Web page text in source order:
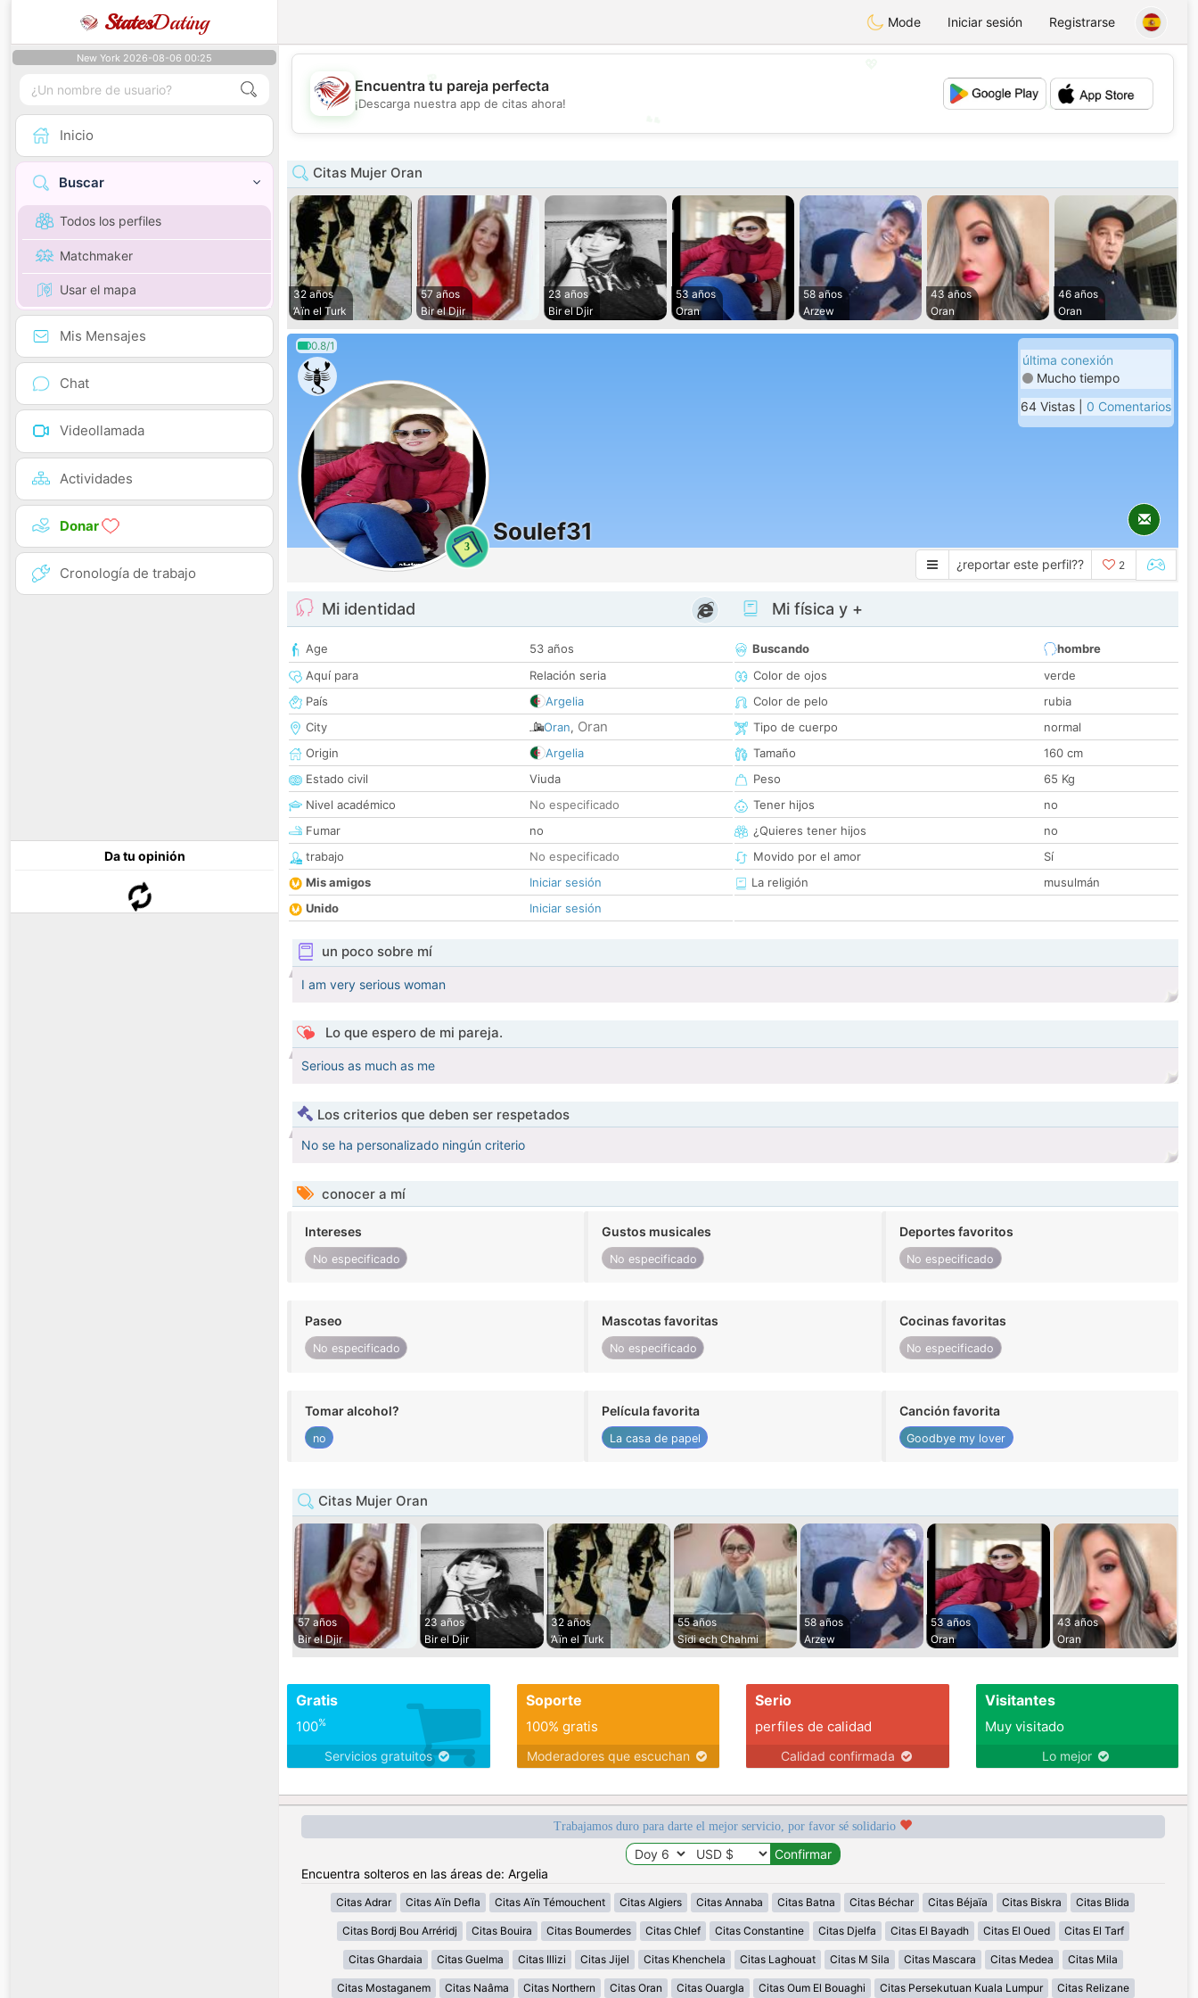
StatesDating Mode Iniciar sesión Registrarse
New York 2026-08-06 00:25
Inicio
Buscar
Todos los perfiles
Matchmaker
Usar el mapa
Mis Mensajes
Chat
Videollamada
Actividades
Donar
Cronología de trabajo
Da tu opinión
Encuentra tu pareja perfecta
¡Descarga nuestra app de citas ahora!
Citas Mujer Oran
32 años
’Aïn el Turk
57 años
Bir el Djir
23 años
Bir el Djir
53 años
Oran
58 años
Arzew
43 años
Oran
46 años
Oran
0.8/1
3
Soulef31
última conexión
Mucho tiempo
64 Vistas | 0 Comentarios
¿reportar este perfil?? 2
Mi identidad
Age
53 años
Aquí para
Relación seria
País
Argelia
City
Oran, Oran
Origin
Argelia
Estado civil
Viuda
Nivel académico
No especificado
Fumar
no
trabajo
No especificado
Mis amigos
Iniciar sesión
Unido
Iniciar sesión
Mi física y +
Buscando
hombre
Color de ojos
verde
Color de pelo
rubia
Tipo de cuerpo
normal
Tamaño
160 cm
Peso
65 Kg
Tener hijos
no
¿Quieres tener hijos
no
Movido por el amor
Sí
La religión
musulmán
un poco sobre mí
I am very serious woman
Lo que espero de mi pareja.
Serious as much as me
Los criterios que deben ser respetados
No se ha personalizado ningún criterio
conocer a mí
Intereses
No especificado
Gustos musicales
No especificado
Deportes favoritos
No especificado
Paseo
No especificado
Mascotas favoritas
No especificado
Cocinas favoritas
No especificado
Tomar alcohol?
no
Película favorita
La casa de papel
Canción favorita
Goodbye my lover
Citas Mujer Oran
57 años
Bir el Djir
23 años
Bir el Djir
32 años
’Aïn el Turk
55 años
Sidi ech Chahmi
58 años
Arzew
53 años
Oran
43 años
Oran
Gratis
100%
Servicios gratuitos
Soporte
100% gratis
Moderadores que escuchan
Serio
perfiles de calidad
Calidad confirmada
Visitantes
Muy visitado
Lo mejor
Trabajamos duro para darte el mejor servicio, por favor sé solidario
Encuentra solteros en las áreas de: Argelia
Citas Adrar Citas Aïn Defla Citas Aïn Témouchent Citas Algiers Citas Annaba Citas Batna Citas Béchar Citas Béjaïa Citas Biskra Citas Blida
Citas Bordj Bou Arréridj Citas Bouira Citas Boumerdes Citas Chlef Citas Constantine Citas Djelfa Citas El Bayadh Citas El Oued Citas El Tarf
Citas Ghardaia Citas Guelma Citas Illizi Citas Jijel Citas Khenchela Citas Laghouat Citas M Sila Citas Mascara Citas Medea Citas Mila
Citas Mostaganem Citas Naâma Citas Northern Citas Oran Citas Ouargla Citas Oum El Bouaghi Citas Persekutuan Kuala Lumpur Citas Relizane